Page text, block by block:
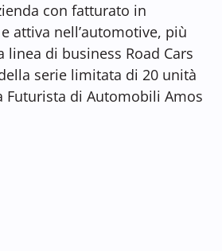
con fatturato in
attiva nell’automotive, più
linea di business Road Cars
serie limitata di 20 unità
Futurista di Automobili Amos